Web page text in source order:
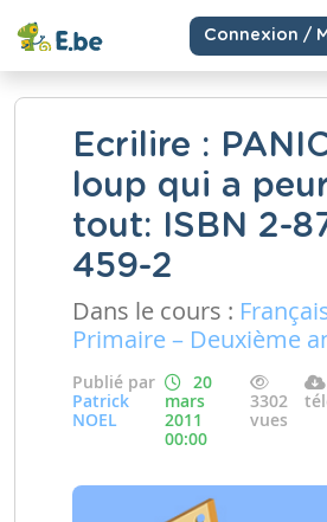
Connexion /
Ecrilire :
loup qui a
tout: ISBN 2-
459-2
Dans le cours :
Primaire – Deuxième
Publié par
Patrick
NOEL
20
mars
2011
00:00
3302
vues